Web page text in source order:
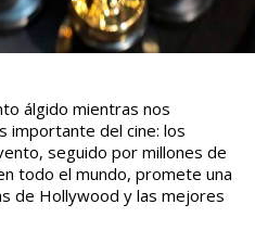
álgido mientras nos
importante del cine: los
seguido por millones de
todo el mundo, promete una
de Hollywood y las mejores